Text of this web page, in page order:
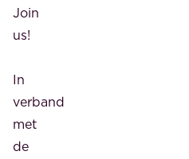
Join
us!
In
verband
met
de